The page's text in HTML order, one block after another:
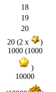
18
19
20
20 (2 x
)
1000 (1000
)
10000